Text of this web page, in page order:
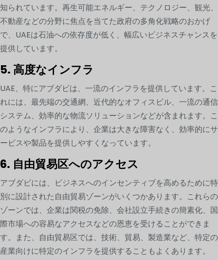
知られています。再生可能エネルギー、テクノロジー、観光、
不動産などの分野に焦点を当てた政府の多角化戦略のおかげ
で、UAEは石油への依存度が低く、幅広いビジネスチャンスを
提供しています。
5. 高度なインフラ
UAE、特にアブダビは、一流のインフラを提供しています。こ
れには、最先端の交通網、近代的なオフィスビル、一流の通信
システム、効率的な物流ソリューションなどが含まれます。こ
のようなインフラにより、企業は大きな障害なく、効率的にサ
ービスや製品を提供しやすくなっています。
6. 自由貿易区へのアクセス
アブダビには、ビジネスへのインセンティブを高めるために特
別に設計された自由貿易ゾーンがいくつかあります。これらの
ゾーンでは、企業は関税の免除、会社設立手続きの簡素化、国
際市場への容易なアクセスなどの恩恵を受けることができま
す。また、自由貿易区では、技術、貿易、製造業など、特定の
産業向けに特定のインフラを提供することもよくあります。